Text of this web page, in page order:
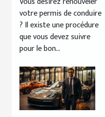
votre permis de conduire
? Il existe une procédure
que vous devez suivre
pour le bon...